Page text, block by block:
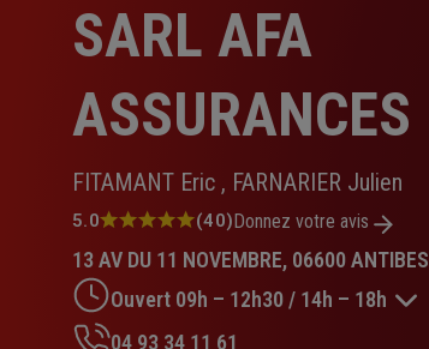
SARL AFA
ASSURANCES
FITAMANT Eric , FARNARIER Julien
Note
5.0
sur
5
étoiles
5.0 (40)Donnez votre avis
13 AV DU 11 NOVEMBRE, 06600 ANTIBES
Ouvert 09h – 12h30 / 14h – 18h
04 93 34 11 61